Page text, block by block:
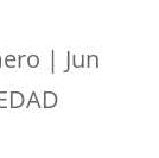
| Jun